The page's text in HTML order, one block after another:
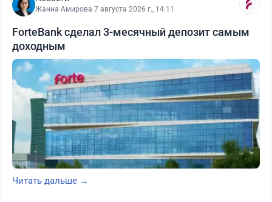
Жанна Амирова·7 августа 2026 г., 14:11
ForteBank сделал 3-месячный депозит самым
доходным
Читать дальше →